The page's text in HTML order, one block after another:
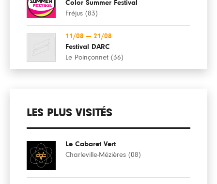
Color Summer Festival
Fréjus (83)
11/08 — 21/08
Festival DARC
Le Poinçonnet (36)
LES PLUS VISITÉS
Le Cabaret Vert
Charleville-Mézières (08)